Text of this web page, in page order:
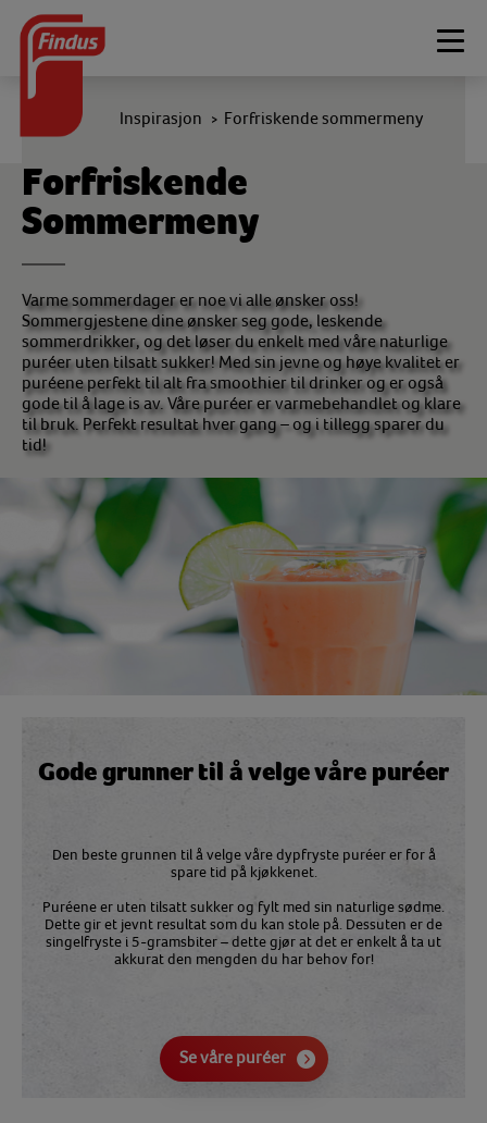
Forfriskende
Sommermeny
Varme sommerdager er noe vi alle ønsker oss!
Sommergjestene dine ønsker seg gode, leskende
sommerdrikker, og det løser du enkelt med våre naturlige
puréer uten tilsatt sukker! Med sin jevne og høye kvalitet er
puréene perfekt til alt fra smoothier til drinker og er også
gode til å lage is av. Våre puréer er varmebehandlet og klare
til bruk. Perfekt resultat hver gang – og i tillegg sparer du
tid!
Inspirasjon > Forfriskende sommermeny
Gode grunner til å velge våre puréer
Den beste grunnen til å velge våre dypfryste puréer er for å
spare tid på kjøkkenet.
Puréene er uten tilsatt sukker og fylt med sin naturlige sødme.
Dette gir et jevnt resultat som du kan stole på. Dessuten er de
singelfryste i 5-gramsbiter – dette gjør at det er enkelt å ta ut
akkurat den mengden du har behov for!
Se våre puréer